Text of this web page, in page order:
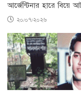
আর্জেন্টিনার হারে বিয়ে
২০/০৭/২০২৬